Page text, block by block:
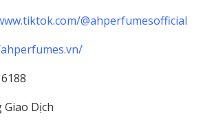
@ahperfumesofficial
Dịch